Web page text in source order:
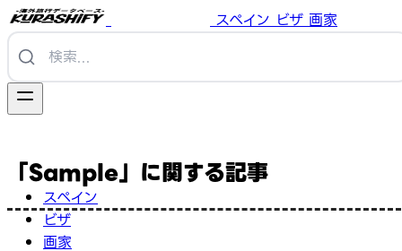
スペイン ビザ 画家
スペイン
ビザ
画家
「Sample」に関する記事